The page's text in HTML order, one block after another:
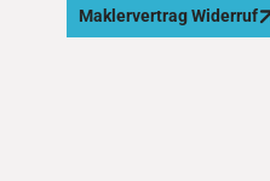
Maklervertrag Widerruf